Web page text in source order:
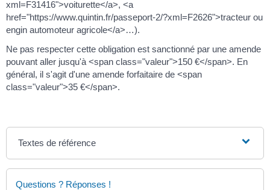
xml=F31416">voiturette</a>, <a
href="https://www.quintin.fr/passeport-2/?xml=F2626">tracteur ou
engin automoteur agricole</a>…).
Ne pas respecter cette obligation est sanctionné par une amende
pouvant aller jusqu'à <span class="valeur">150 €</span>. En
général, il s'agit d'une amende forfaitaire de <span
class="valeur">35 €</span>.
Textes de référence
Questions ? Réponses !